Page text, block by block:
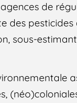
de
des pesticides
sous-